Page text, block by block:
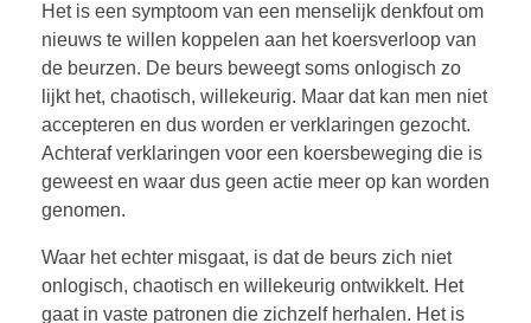
Het is een symptoom van een menselijk denkfout om
nieuws te willen koppelen aan het koersverloop van
de beurzen. De beurs beweegt soms onlogisch zo
lijkt het, chaotisch, willekeurig. Maar dat kan men niet
accepteren en dus worden er verklaringen gezocht.
Achteraf verklaringen voor een koersbeweging die is
geweest en waar dus geen actie meer op kan worden
genomen.
Waar het echter misgaat, is dat de beurs zich niet
onlogisch, chaotisch en willekeurig ontwikkelt. Het
gaat in vaste patronen die zichzelf herhalen. Het is